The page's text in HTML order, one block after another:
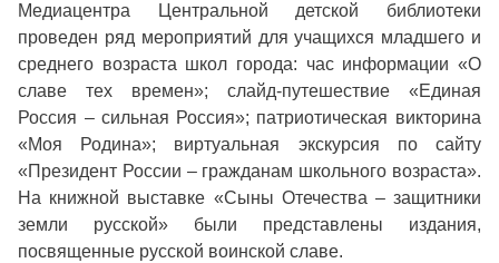
Медиацентра Центральной детской библиотеки
проведен ряд мероприятий для учащихся младшего и
среднего возраста школ города: час информации «О
славе тех времен»; слайд-путешествие «Единая
Россия – сильная Россия»; патриотическая викторина
«Моя Родина»; виртуальная экскурсия по сайту
«Президент России – гражданам школьного возраста».
На книжной выставке «Сыны Отечества – защитники
земли русской» были представлены издания,
посвященные русской воинской славе.